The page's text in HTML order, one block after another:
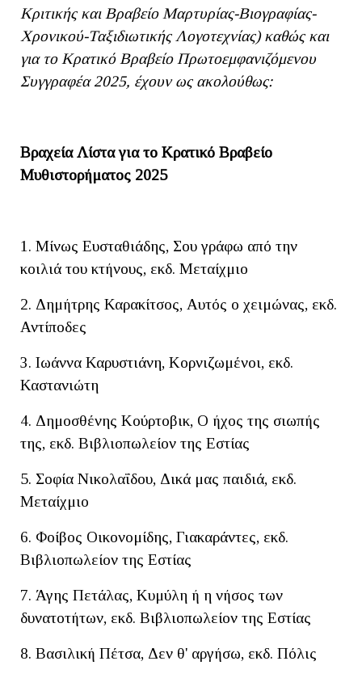
Κριτικής και Βραβείο Μαρτυρίας-Βιογραφίας-
Χρονικού-Ταξιδιωτικής Λογοτεχνίας) καθώς και
για το Κρατικό Βραβείο Πρωτοεμφανιζόμενου
Συγγραφέα 2025, έχουν ως ακολούθως:
Βραχεία Λίστα για το Κρατικό Βραβείο
Μυθιστορήματος 2025
1. Μίνως Ευσταθιάδης, Σου γράφω από την
κοιλιά του κτήνους, εκδ. Μεταίχμιο
2. Δημήτρης Καρακίτσος, Αυτός ο χειμώνας, εκδ.
Αντίποδες
3. Ιωάννα Καρυστιάνη, Κορνιζωμένοι, εκδ.
Καστανιώτη
4. Δημοσθένης Κούρτοβικ, Ο ήχος της σιωπής
της, εκδ. Βιβλιοπωλείον της Εστίας
5. Σοφία Νικολαΐδου, Δικά μας παιδιά, εκδ.
Μεταίχμιο
6. Φοίβος Οικονομίδης, Γιακαράντες, εκδ.
Βιβλιοπωλείον της Εστίας
7. Άγης Πετάλας, Κυμύλη ή η νήσος των
δυνατοτήτων, εκδ. Βιβλιοπωλείον της Εστίας
8. Βασιλική Πέτσα, Δεν θ' αργήσω, εκδ. Πόλις